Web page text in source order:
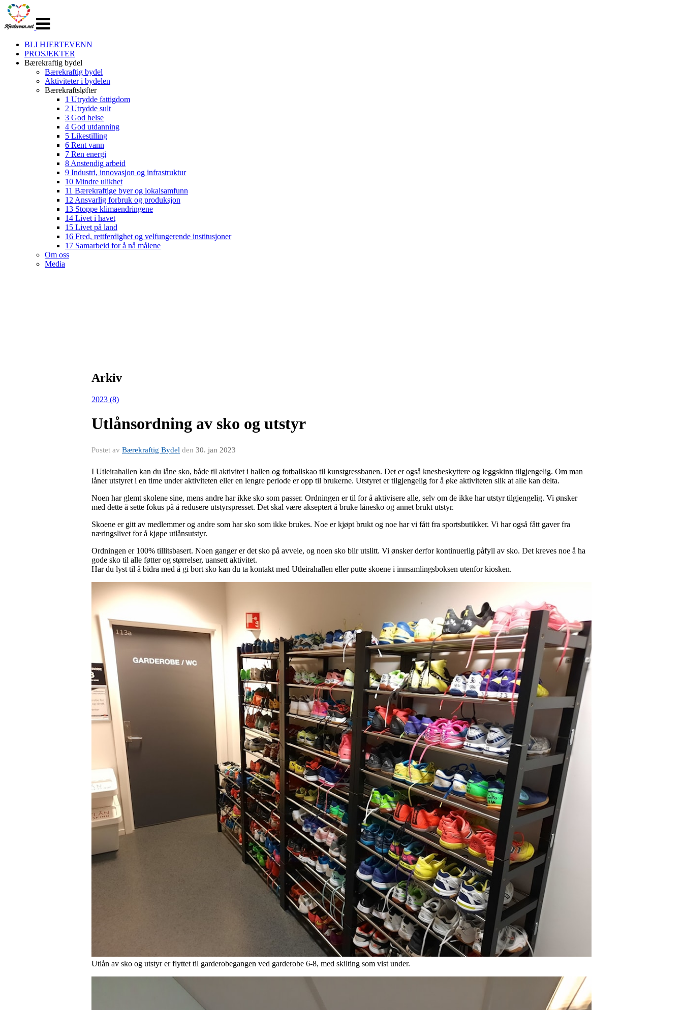
navigasjon
BLI HJERTEVENN
PROSJEKTER
Bærekraftig bydel
Bærekraftig bydel
Aktiviteter i bydelen
Bærekraftsløfter
1 Utrydde fattigdom
2 Utrydde sult
3 God helse
4 God utdanning
5 Likestilling
6 Rent vann
7 Ren energi
8 Anstendig arbeid
9 Industri, innovasjon og infrastruktur
10 Mindre ulikhet
11 Bærekraftige byer og lokalsamfunn
12 Ansvarlig forbruk og produksjon
13 Stoppe klimaendringene
14 Livet i havet
15 Livet på land
16 Fred, rettferdighet og velfungerende institusjoner
17 Samarbeid for å nå målene
Om oss
Media
Arkiv
2023 (8)
Utlånsordning av sko og utstyr
Postet av Bærekraftig Bydel den 30. jan 2023
I Utleirahallen kan du låne sko, både til aktivitet i hallen og fotballskao til kunstgressbanen. Det er også knesbeskyttere og leggskinn tilgjengelig. Om man
låner utstyret i en time under aktiviteten eller en lengre periode er opp til brukerne. Utstyret er tilgjengelig for å øke aktiviteten slik at alle kan delta.
Noen har glemt skolene sine, mens andre har ikke sko som passer. Ordningen er til for å aktivisere alle, selv om de ikke har utstyr tilgjengelig. Vi ønsker
med dette å sette fokus på å redusere utstyrspresset. Det skal være akseptert å bruke lånesko og annet brukt utstyr.
Skoene er gitt av medlemmer og andre som har sko som ikke brukes. Noe er kjøpt brukt og noe har vi fått fra sportsbutikker. Vi har også fått gaver fra
næringslivet for å kjøpe utlånsutstyr.
Ordningen er 100% tillitsbasert. Noen ganger er det sko på avveie, og noen sko blir utslitt. Vi ønsker derfor kontinuerlig påfyll av sko. Det kreves noe å ha
gode sko til alle føtter og størrelser, uansett aktivitet.
Har du lyst til å bidra med å gi bort sko kan du ta kontakt med Utleirahallen eller putte skoene i innsamlingsboksen utenfor kiosken.
Utlån av sko og utstyr er flyttet til garderobegangen ved garderobe 6-8, med skilting som vist under.